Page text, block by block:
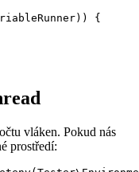
{
vláken. Pokud nás
prostředí: